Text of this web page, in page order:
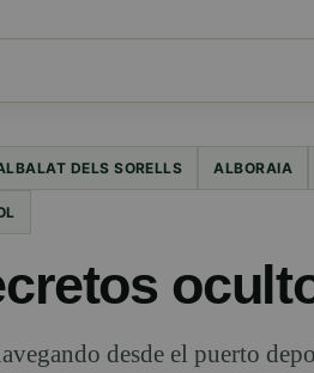
DELS SORELLS ALBORAIA
desde el puerto